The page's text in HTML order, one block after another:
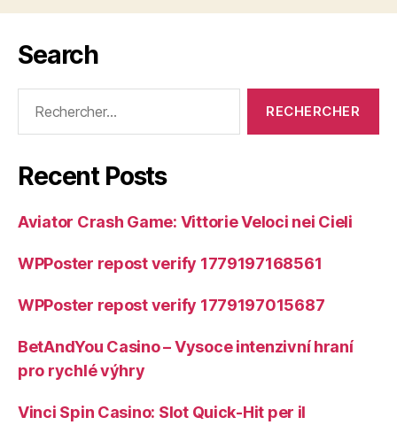
Search
Recent Posts
Aviator Crash Game: Vittorie Veloci nei Cieli
WPPoster repost verify 1779197168561
WPPoster repost verify 1779197015687
BetAndYou Casino – Vysoce intenzivní hraní
pro rychlé výhry
Vinci Spin Casino: Slot Quick‑Hit per il